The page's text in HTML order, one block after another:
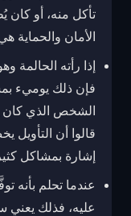
تأكل منه، أو كان
الأمان والحماية
إذا رأته
فإن ذلك يوميء
الشخص الذي
قالوا أن
إشارة بمشاكل
عندما تحلم بأنه
عليه، فذلك يعني